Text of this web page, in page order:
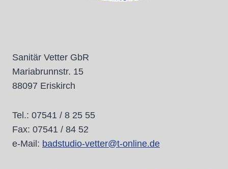
Sanitär Vetter GbR
Mariabrunnstr. 15
88097 Eriskirch
Tel.: 07541 / 8 25 55
Fax: 07541 / 84 52
e-Mail: badstudio-vetter@t-online.de